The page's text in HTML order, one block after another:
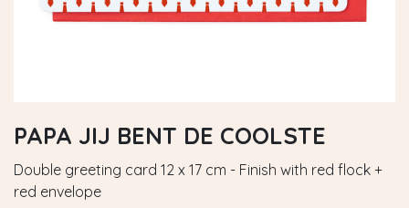
PAPA JIJ BENT DE COOLSTE
Double greeting card 12 x 17 cm - Finish with red flock +
red envelope